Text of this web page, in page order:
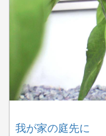
我が家の庭先に